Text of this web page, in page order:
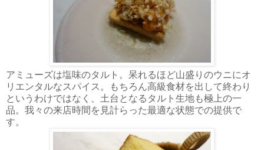
アミューズは塩味のタルト。呆れるほど山盛りのウニにオ
リエンタルなスパイス。もちろん高級食材を出して終わり
というわけではなく、土台となるタルト生地も極上の一
品。我々の来店時間を見計らった最適な状態での提供で
す。